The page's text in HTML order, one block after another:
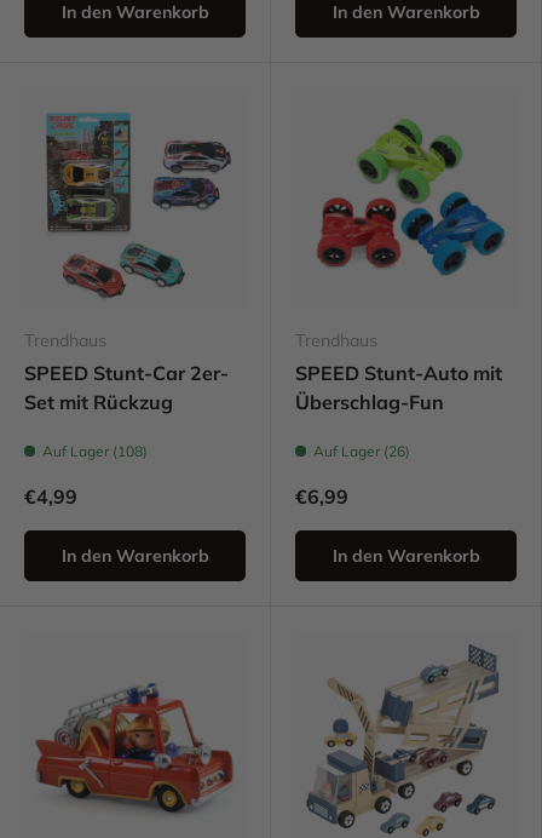
In den Warenkorb In den Warenkorb
Trendhaus
SPEED Stunt-Car 2er-
Set mit Rückzug
Auf Lager (108)
€4,99
In den Warenkorb
Trendhaus
SPEED Stunt-Auto mit
Überschlag-Fun
Auf Lager (26)
€6,99
In den Warenkorb